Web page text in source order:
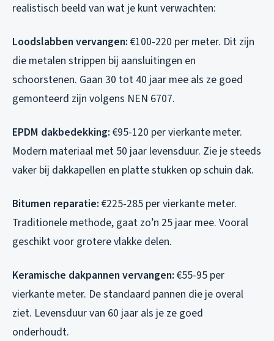
realistisch beeld van wat je kunt verwachten:
Loodslabben vervangen: €100-220 per meter. Dit zijn
die metalen strippen bij aansluitingen en
schoorstenen. Gaan 30 tot 40 jaar mee als ze goed
gemonteerd zijn volgens NEN 6707.
EPDM dakbedekking: €95-120 per vierkante meter.
Modern materiaal met 50 jaar levensduur. Zie je steeds
vaker bij dakkapellen en platte stukken op schuin dak.
Bitumen reparatie: €225-285 per vierkante meter.
Traditionele methode, gaat zo’n 25 jaar mee. Vooral
geschikt voor grotere vlakke delen.
Keramische dakpannen vervangen: €55-95 per
vierkante meter. De standaard pannen die je overal
ziet. Levensduur van 60 jaar als je ze goed
onderhoudt.